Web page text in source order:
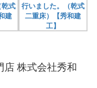
店 株式会社秀和